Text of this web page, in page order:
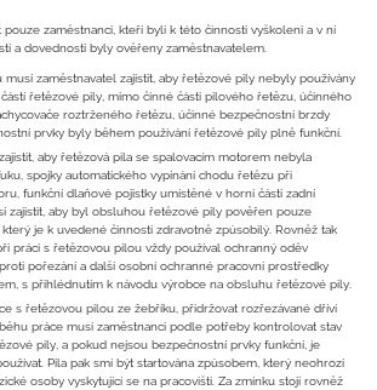
pouze zaměstnanci, kteří byli k této činnosti vyškoleni a v ní
a dovednosti byly ověřeny zaměstnavatelem.
zaměstnavatel zajistit, aby řetězové pily nebyly používány
řetězové pily, mimo činné části pilového řetězu, účinného
roztrženého řetězu, účinné bezpečnostní brzdy
prvky byly během používání řetězové pily plně funkční.
aby řetězová pila se spalovacím motorem nebyla
spojky automatického vypínání chodu řetězu při
funkční dlaňové pojistky umístěné v horní části zadní
zajistit, aby byl obsluhou řetězové pily pověřen pouze
je k uvedené činnosti zdravotně způsobilý. Rovněž tak
práci s řetězovou pilou vždy používal ochranný oděv
pořezání a další osobní ochranné pracovní prostředky
s přihlédnutím k návodu výrobce na obsluhu řetězové pily.
s řetězovou pilou ze žebříku, přidržovat rozřezávané dříví
práce musí zaměstnanci podle potřeby kontrolovat stav
pily, a pokud nejsou bezpečnostní prvky funkční, je
Pila pak smí být startována způsobem, který neohrozí
osoby vyskytující se na pracovišti. Za zmínku stojí rovněž